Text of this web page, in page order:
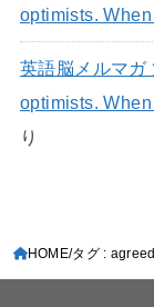
optimists.
英語脳メルマ
optimists.
り
HOME タグ :